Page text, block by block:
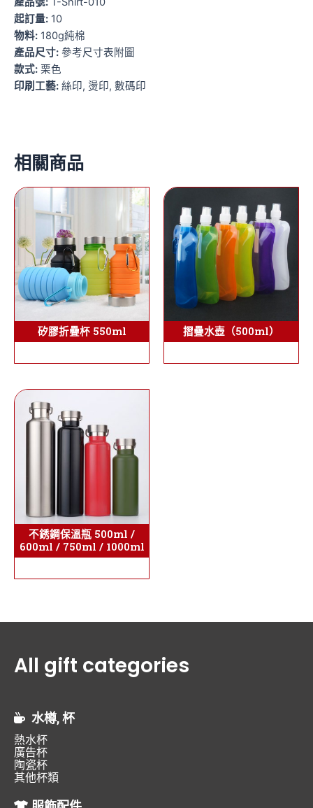
起訂量: 10
物料: 180g純棉
產品尺寸: 參考尺寸表附圖
款式: 栗色
印刷工藝: 絲印, 燙印, 數碼印
相關商品
矽膠折疊杯 550ml 摺疊水壺（500ml）
不銹鋼保溫瓶 500ml /
600ml / 750ml / 1000ml
All gift categories
水樽, 杯
熱水杯
廣告杯
陶瓷杯
其他杯類